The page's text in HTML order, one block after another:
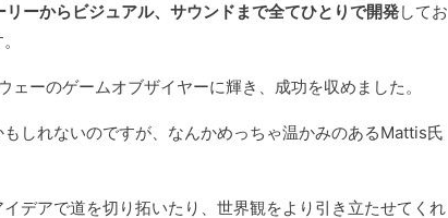
ーからビジュアル、サウンドまで全てひとりで開発してお
ーのゲームオブザイヤーに輝き、成功を収めました。
しれないのですが、なんかめっちゃ温かみのあるMattis氏
デアで道を切り拓いたり、世界観をより引き立たせてくれ